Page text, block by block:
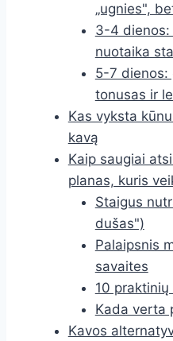
„ugnies",
3-4 dienos:
nuotaika
5-7 dienos:
tonusas ir
Kas vyksta
kavą
Kaip saugiai
planas, kuris
Staigus
dušas")
Palaipsnis
savaites
10
Kada verta
Kavos